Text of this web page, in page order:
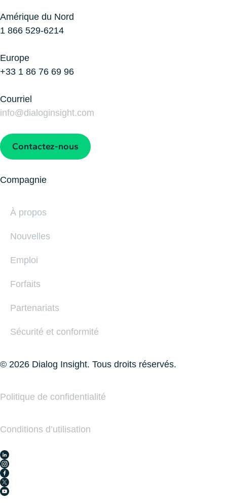
Amérique du Nord
1 866 529-6214
Europe
+33 1 86 76 69 96
Courriel
info@dialoginsight.com
Contactez-nous
Compagnie
À propos
Nouvelles
Emploi
Forfaits
Partenariats
Sécurité et conformité
© 2026 Dialog Insight. Tous droits réservés.
Politique de conﬁdentialité
Conditions d’utilisation